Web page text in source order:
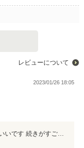
レビューについて
2023/01/26 18:05
久しぶりにハマりました！ コウがかっこいいです 続きがすごく気になりますが 鍵付きのお話はパスワードが 分からなくて困ってます。。 教えて欲しいです！！